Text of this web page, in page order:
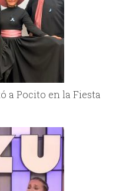
a Pocito en la Fiesta